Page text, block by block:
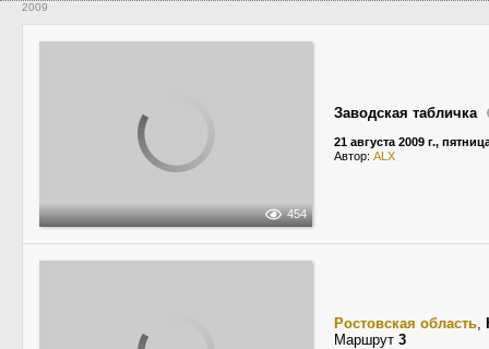
2009
454
Заводская табличка
21 августа 2009 г.,
Автор: ALX
Ростовская область,
Маршрут 3